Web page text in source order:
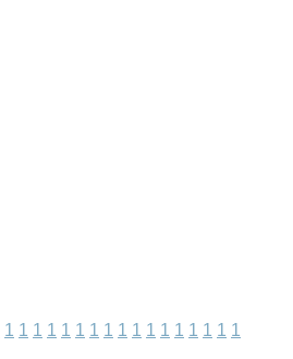
1 1 1 1 1 1 1 1 1 1 1 1 1 1 1 1 1